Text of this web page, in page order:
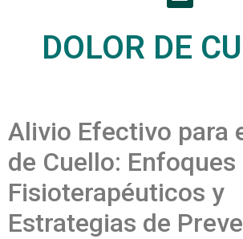
DOLOR DE
Alivio Efectivo para
de Cuello: Enfoques
Fisioterapéuticos y
Estrategias de